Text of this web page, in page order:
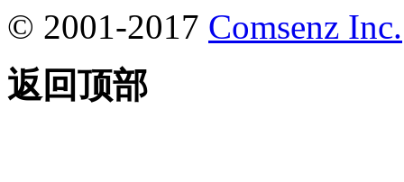
© 2001-2017 Comsenz Inc.
返回顶部